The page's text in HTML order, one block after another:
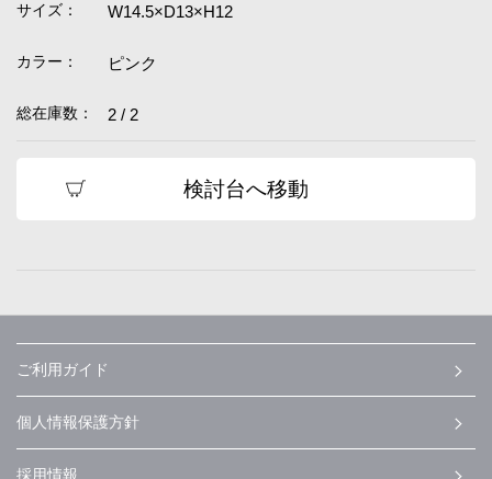
サイズ： W14.5×D13×H12
カラー： ピンク
総在庫数： 2 / 2
検討台へ移動
ご利用ガイド
個人情報保護方針
採用情報